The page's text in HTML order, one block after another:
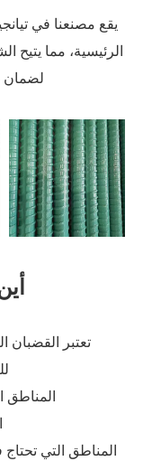
الصين، بجوار
الشحن العالمي ويوفر
عملية تسليم سلسة
أين يمكن
الفولاذية الملولبة
للبيئات شديدة
الساحلية التي ينتشر
التربة القلوية أو
فيها حديد التسليح